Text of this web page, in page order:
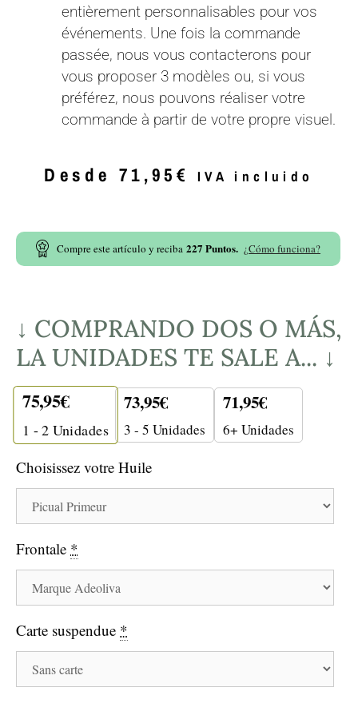
entièrement personnalisables pour vos
événements. Une fois la commande
passée, nous vous contacterons pour
vous proposer 3 modèles ou, si vous
préférez, nous pouvons réaliser votre
commande à partir de votre propre visuel.
Desde 71,95€ IVA incluido
Compre este artículo y reciba 227 Puntos. ¿Cómo funciona?
↓ COMPRANDO DOS O MÁS,
LA UNIDADES TE SALE A... ↓
75,95€
1 - 2 Unidades
73,95€
3 - 5 Unidades
71,95€
6+ Unidades
Choisissez votre Huile
Frontale *
Carte suspendue *